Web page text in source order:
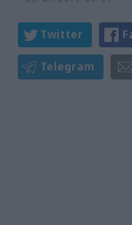
Twitter
Telegram